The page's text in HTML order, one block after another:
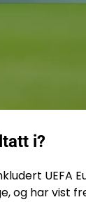
i?
UEFA
og har vist